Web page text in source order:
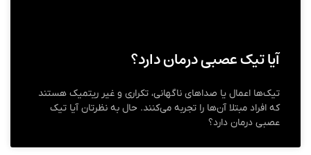
آیا تیک عصبی درمان دارد؟
تیک‌ها اعمال یا صداهای ناگهانی، تکراری و غیر ریتمیک هستند
که افراد مبتلا آن‌ها را تجربه می‌کنند. حال به نظرتان آیا تیک
عصبی درمان دارد؟